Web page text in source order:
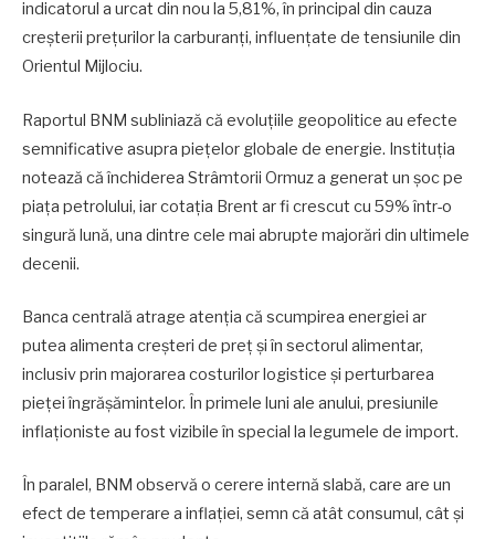
indicatorul a urcat din nou la 5,81%, în principal din cauza
creșterii prețurilor la carburanți, influențate de tensiunile din
Orientul Mijlociu.
Raportul BNM subliniază că evoluțiile geopolitice au efecte
semnificative asupra piețelor globale de energie. Instituția
notează că închiderea Strâmtorii Ormuz a generat un șoc pe
piața petrolului, iar cotația Brent ar fi crescut cu 59% într-o
singură lună, una dintre cele mai abrupte majorări din ultimele
decenii.
Banca centrală atrage atenția că scumpirea energiei ar
putea alimenta creșteri de preț și în sectorul alimentar,
inclusiv prin majorarea costurilor logistice și perturbarea
pieței îngrășămintelor. În primele luni ale anului, presiunile
inflaționiste au fost vizibile în special la legumele de import.
În paralel, BNM observă o cerere internă slabă, care are un
efect de temperare a inflației, semn că atât consumul, cât și